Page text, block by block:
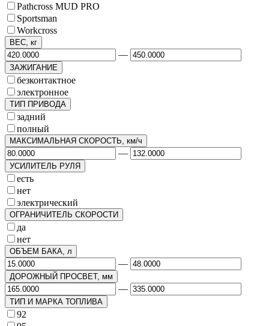
Pathcross MUD PRO
Sportsman
Workcross
ВЕС, кг
—
ЗАЖИГАНИЕ
безконтактное
электронное
ТИП ПРИВОДА
задний
полный
МАКСИМАЛЬНАЯ СКОРОСТЬ, км/ч
—
УСИЛИТЕЛЬ РУЛЯ
есть
нет
электрический
ОГРАНИЧИТЕЛЬ СКОРОСТИ
да
нет
ОБЪЕМ БАКА, л
—
ДОРОЖНЫЙ ПРОСВЕТ, мм
—
ТИП И МАРКА ТОПЛИВА
92